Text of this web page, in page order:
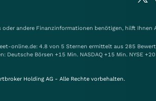
oder andere Finanzinformationen benötigen, hilft Ihnen
online.de: 4.8 von 5 Sternen ermittelt aus 285
Deutsche Börsen +15 Min. NASDAQ +15 Min. NYSE
Holding AG - Alle Rechte vorbehalten.